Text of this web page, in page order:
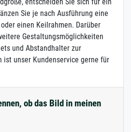
Sie je nach Ausführung eine
einen Keilrahmen. Darüber
Gestaltungsmöglichkeiten
und Abstandhalter zur
ist unser Kundenservice gerne für
ob das Bild in meinen